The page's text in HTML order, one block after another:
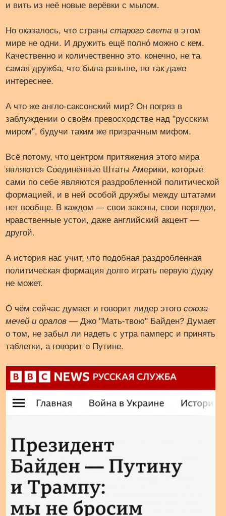
и вить из неё новые верёвки с мылом.
Но оказалось, что страны старого света в этом
мире не одни. И дружить ещё полнó можно с кем.
Качественно и количественно это, конечно, не та
самая дружба, что была раньше, но так даже
интереснее.
А что же англо-саксонский мир? Он погряз в
заблуждении о своём превосходстве над "русским
миром", будучи таким же призрачным мифом.
Всё потому, что центром притяжения этого мира
являются Соединённые Штаты Америки, которые
сами по себе являются раздробленной политической
формацией, и в ней особой дружбы между штатами
нет вообще. В каждом — свои законы, свои порядки,
нравственные устои, даже английский акцент —
другой.
А история нас учит, что подобная раздробленная
политическая формация долго играть первую дудку
не может.
О чём сейчас думает и говорит лидер этого союза
мечей и оралов — Джо "Мать-твою" Байден? Думает
о том, не забыл ли надеть с утра памперс и принять
таблетки, а говорит о Путине.